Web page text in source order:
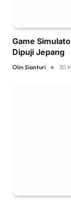
Game
Dipuji Jepang
Olin Sianturi 30